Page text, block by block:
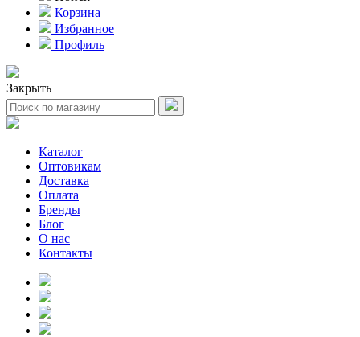
Корзина
Избранное
Профиль
Закрыть
Каталог
Оптовикам
Доставка
Оплата
Бренды
Блог
О нас
Контакты